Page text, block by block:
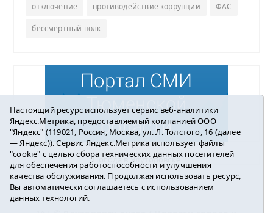
отключение противодействие коррупции ФАС
бессмертный полк
Погода в Ялуторовске
Настоящий ресурс использует сервис веб-аналитики
Яндекс.Метрика, предоставляемый компанией ООО
"Яндекс" (119021, Россия, Москва, ул. Л. Толстого, 16 (далее
— Яндекс)). Сервис Яндекс.Метрика использует файлы
"cookie" с целью сбора технических данных посетителей
для обеспечения работоспособности и улучшения
качества обслуживания. Продолжая использовать ресурс,
Вы автоматически соглашаетесь с использованием
данных технологий.